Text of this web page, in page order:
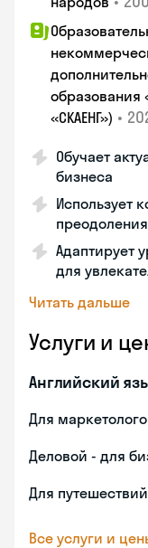
образования
«СКАЕНГ») •
Обучает
бизнеса
Использует
Адаптирует
для
Читать дальше
Услуги и
Английский
Для
Деловой - для
Для путешествий
Все услуги и